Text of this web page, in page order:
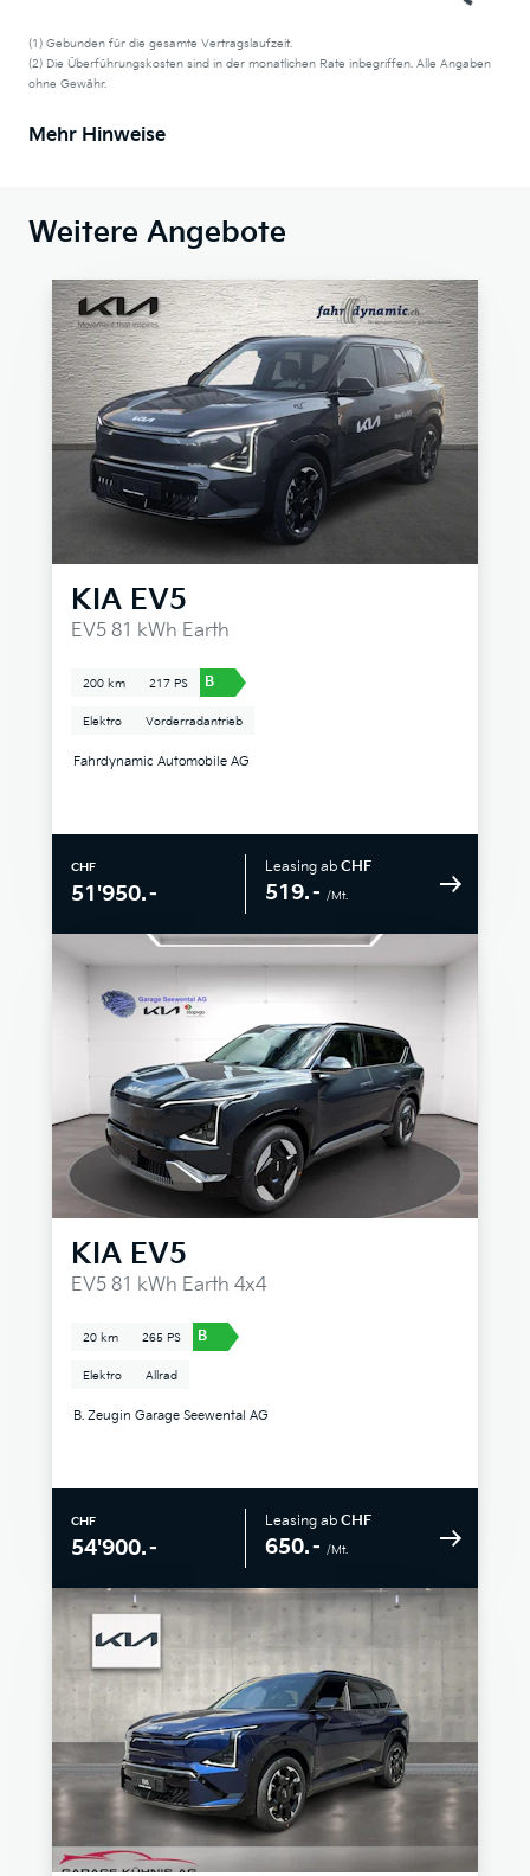
(1) Gebunden für die gesamte Vertragslaufzeit.
(2) Die Überführungskosten sind in der monatlichen Rate inbegriffen. Alle Angaben
ohne Gewähr.
Mehr Hinweise
Weitere Angebote
KIA EV5
EV5 81 kWh Earth
200 km 217 PS B
Elektro Vorderradantrieb
Fahrdynamic Automobile AG
CHF
51'950.–
Leasing ab CHF
519.– /Mt.
KIA EV5
EV5 81 kWh Earth 4x4
20 km 265 PS B
Elektro Allrad
B. Zeugin Garage Seewental AG
CHF
54'900.–
Leasing ab CHF
650.– /Mt.